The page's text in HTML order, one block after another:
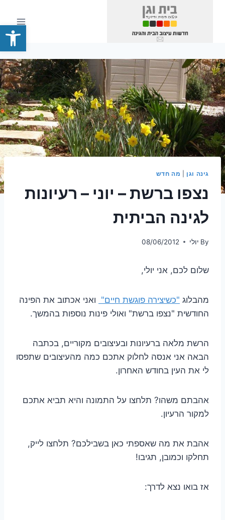
פתח
גינה וגן מה חדש
נצפו ברשת – יוני – רעיונות
לגינה הביתית
By יולי 08/06/2012
שלום לכם, אני יולי,
מהבלוג "כשיצירה פוגשת חיים" ואני אכתוב את הפינה
החודשית "נצפו ברשת" ואולי פינות נוספות בהמשך.
הרשת מלאה ברעיונות ובעיצובים מקוריים, בכתבה
הבאה אני אנסה לחלוק אתכם כמה מהעיצובים שתפסו
לי את העין בחודש האחרון.
אהבתם משהו? תלחצו על התמונה והיא תביא אתכם
למקור הרעיון.
אהבת את מה שאספתי כאן בשבילכם? תלחצו לייק,
תחלקו וכמובן, תגיבו!
אז בואו נצא לדרך: